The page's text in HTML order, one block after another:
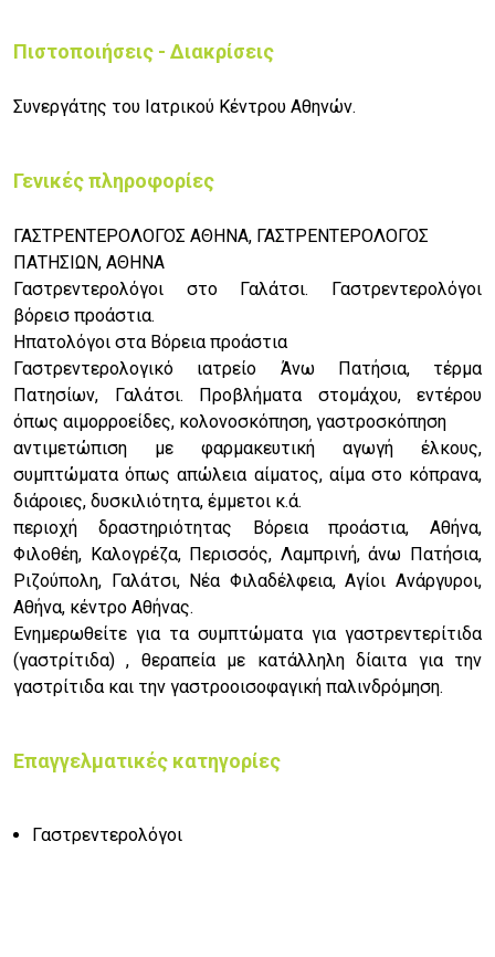
Πιστοποιήσεις - Διακρίσεις
Συνεργάτης του Ιατρικού Κέντρου Αθηνών.
Γενικές πληροφορίες
ΓΑΣΤΡΕΝΤΕΡΟΛΟΓΟΣ ΑΘΗΝΑ, ΓΑΣΤΡΕΝΤΕΡΟΛΟΓΟΣ
ΠΑΤΗΣΙΩΝ, ΑΘΗΝΑ
Γαστρεντερολόγοι στο Γαλάτσι. Γαστρεντερολόγοι
βόρεισ προάστια.
Ηπατολόγοι στα Βόρεια προάστια
Γαστρεντερολογικό ιατρείο Άνω Πατήσια, τέρμα
Πατησίων, Γαλάτσι. Προβλήματα στομάχου, εντέρου
όπως αιμορροείδες, κολονοσκόπηση, γαστροσκόπηση
αντιμετώπιση με φαρμακευτική αγωγή έλκους,
συμπτώματα όπως απώλεια αίματος, αίμα στο κόπρανα,
διάροιες, δυσκιλιότητα, έμμετοι κ.ά.
περιοχή δραστηριότητας Βόρεια προάστια, Αθήνα,
Φιλοθέη, Καλογρέζα, Περισσός, Λαμπρινή, άνω Πατήσια,
Ριζούπολη, Γαλάτσι, Νέα Φιλαδέλφεια, Αγίοι Ανάργυροι,
Αθήνα, κέντρο Αθήνας.
Ενημερωθείτε για τα συμπτώματα για γαστρεντερίτιδα
(γαστρίτιδα) , θεραπεία με κατάλληλη δίαιτα για την
γαστρίτιδα και την γαστροοισοφαγική παλινδρόμηση.
Επαγγελματικές κατηγορίες
Γαστρεντερολόγοι